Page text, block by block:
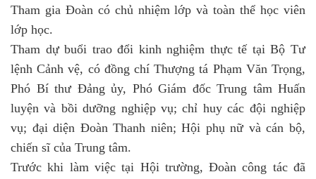
Tham gia Đoàn có chủ nhiệm lớp và toàn thể học viên
lớp học.
Tham dự buổi trao đổi kinh nghiệm thực tế tại Bộ Tư
lệnh Cảnh vệ, có đồng chí Thượng tá Phạm Văn Trọng,
Phó Bí thư Đảng ủy, Phó Giám đốc Trung tâm Huấn
luyện và bồi dưỡng nghiệp vụ; chỉ huy các đội nghiệp
vụ; đại diện Đoàn Thanh niên; Hội phụ nữ và cán bộ,
chiến sĩ của Trung tâm.
Trước khi làm việc tại Hội trường, Đoàn công tác đã